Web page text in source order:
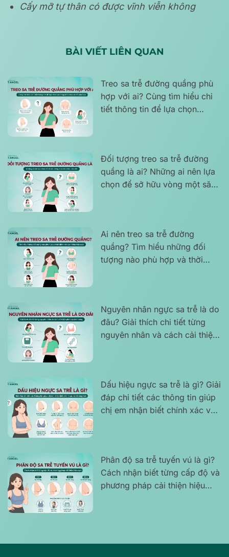
Cấy mỡ tự thân có được vĩnh viễn không
BÀI VIẾT LIÊN QUAN
Treo sa trễ đường quầng phù
hợp với ai? Cùng tìm hiểu chi
tiết thông tin để lựa chọn
Đối tượng treo sa trễ đường
quầng là ai? Những ai nên lựa
chọn để sở hữu vòng một săn
Ai nên treo sa trễ đường
quầng? Tìm hiểu những đối
tượng nào phù hợp và thời
Nguyên nhân ngực sa trễ là do
đâu? Giải thích chi tiết từng
nguyên nhân và cách cải thiện
Dấu hiệu ngực sa trễ là gì? Giải
đáp chi tiết các thông tin giúp
chị em nhận biết chính xác và
Phân độ sa trễ tuyến vú là gì?
Cách nhận biết từng cấp độ và
phương pháp cải thiện hiệu